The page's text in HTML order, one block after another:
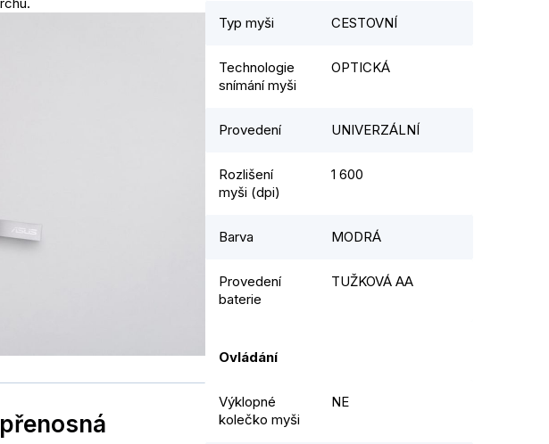
Typ myši CESTOVNÍ
Technologie
snímání myši
OPTICKÁ
Provedení UNIVERZÁLNÍ
Rozlišení
myši (dpi)
1 600
Barva MODRÁ
Provedení
baterie
TUŽKOVÁ AA
Ovládání
Výklopné
kolečko myši
NE